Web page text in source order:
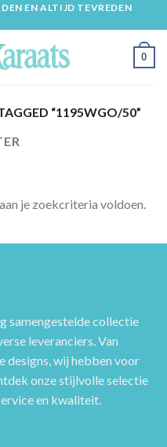
EN ALTIJD TEVREDEN
0
“1195WGO/50”
je zoekcriteria voldoen.
samengestelde collectie
leveranciers. Van
designs, wij hebben voor
onze stijlvolle selectie
en kwaliteit.